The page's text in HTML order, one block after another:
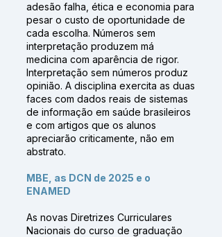
adesão falha, ética e economia para
pesar o custo de oportunidade de
cada escolha. Números sem
interpretação produzem má
medicina com aparência de rigor.
Interpretação sem números produz
opinião. A disciplina exercita as duas
faces com dados reais de sistemas
de informação em saúde brasileiros
e com artigos que os alunos
apreciarão criticamente, não em
abstrato.
MBE, as DCN de 2025 e o
ENAMED
As novas Diretrizes Curriculares
Nacionais do curso de graduação